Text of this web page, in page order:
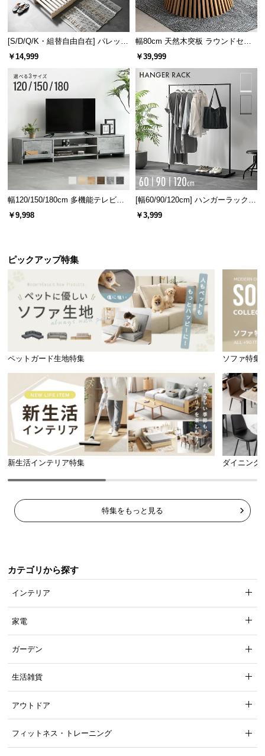
[S/D/Q/K・組替自由自在] パレット
ベッド 8/12/16枚セット
￥14,999
幅80cm 天然木突板 ラウンドセン
ターテーブル 美しい格子デザイン
￥39,999
幅120/150/180cm 多機能テレビボ
ード 木目/石目調 オープン収納・
引き出し収納付き
￥9,998
[幅60/90/120cm] ハンガーラック
スチール 4段階高さ調節 サイドフ
ック オープンラック シンプル
￥3,999
ピックアップ特集
ペットガード生地特集 ソファ特集
新生活インテリア特集 ダイニング
特集をもっと見る
カテゴリから探す
インテリア
家電
ガーデン
生活雑貨
アウトドア
フィットネス・トレーニング